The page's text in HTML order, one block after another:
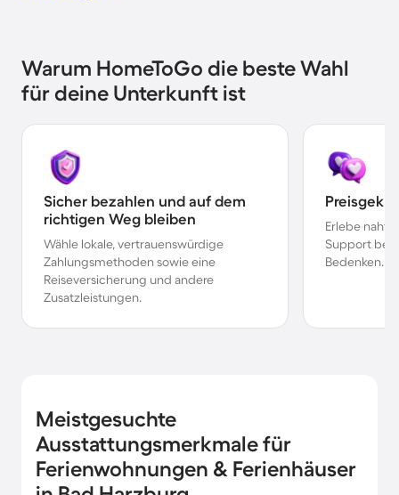
Warum HomeToGo die beste Wahl
für deine Unterkunft ist
Sicher bezahlen und auf dem
richtigen Weg bleiben
Wähle lokale, vertrauenswürdige
Zahlungsmethoden sowie eine
Reiseversicherung und andere
Zusatzleistungen.
Erlebe
Support bei
Bedenken.
Meistgesuchte
Ausstattungsmerkmale für
Ferienwohnungen & Ferienhäuser